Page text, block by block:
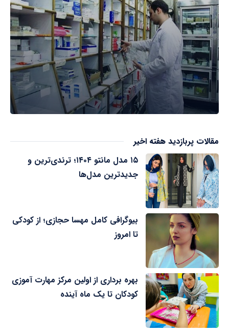
مقالات پربازدید هفته اخیر
۱۵ مدل مانتو ۱۴۰۴؛ ترندی‌ترین و
جدیدترین مدل‌ها
بیوگرافی کامل مهسا حجازی؛ از کودکی
تا امروز
بهره برداری از اولین مرکز مهارت آموزی
کودکان تا یک ماه آینده